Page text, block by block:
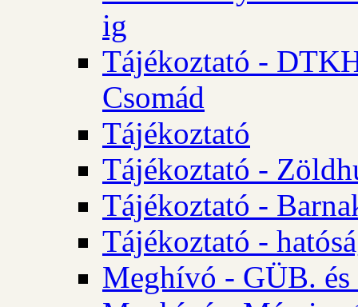
ig
Tájékoztató -
Csomád
Tájékoztató
Tájékoztató -
Tájékoztató -
Tájékoztató -
Meghívó - GÜB.